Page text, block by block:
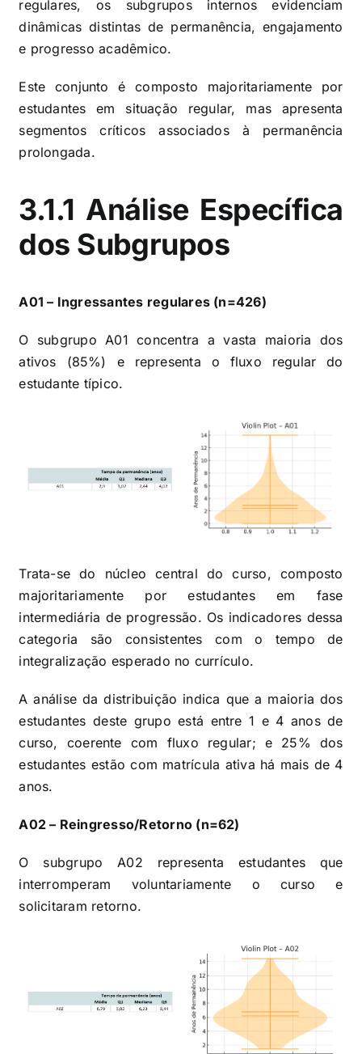
regulares, os subgrupos internos evidenciam
dinâmicas distintas de permanência, engajamento
e progresso acadêmico.
Este conjunto é composto majoritariamente por
estudantes em situação regular, mas apresenta
segmentos críticos associados à permanência
prolongada.
3.1.1 Análise Específica
dos Subgrupos
A01 – Ingressantes regulares (n=426)
O subgrupo A01 concentra a vasta maioria dos
ativos (85%) e representa o fluxo regular do
estudante típico.
Trata-se do núcleo central do curso, composto
majoritariamente por estudantes em fase
intermediária de progressão. Os indicadores dessa
categoria são consistentes com o tempo de
integralização esperado no currículo.
A análise da distribuição indica que a maioria dos
estudantes deste grupo está entre 1 e 4 anos de
curso, coerente com fluxo regular; e 25% dos
estudantes estão com matrícula ativa há mais de 4
anos.
A02 – Reingresso/Retorno (n=62)
O subgrupo A02 representa estudantes que
interromperam voluntariamente o curso e
solicitaram retorno.